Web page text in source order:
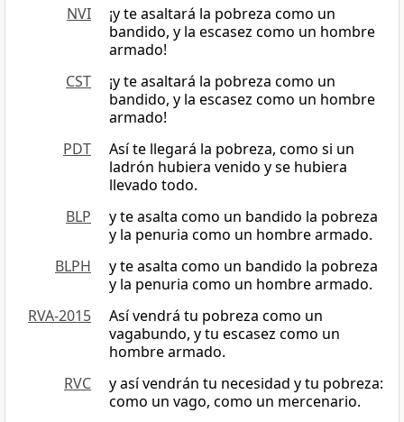
NVI
¡y te asaltará la pobreza como un
bandido, y la escasez como un hombre
armado!
CST
¡y te asaltará la pobreza como un
bandido, y la escasez como un hombre
armado!
PDT
Así te llegará la pobreza, como si un
ladrón hubiera venido y se hubiera
llevado todo.
BLP
y te asalta como un bandido la pobreza
y la penuria como un hombre armado.
BLPH
y te asalta como un bandido la pobreza
y la penuria como un hombre armado.
RVA-2015
Así vendrá tu pobreza como un
vagabundo, y tu escasez como un
hombre armado.
RVC
y así vendrán tu necesidad y tu pobreza:
como un vago, como un mercenario.